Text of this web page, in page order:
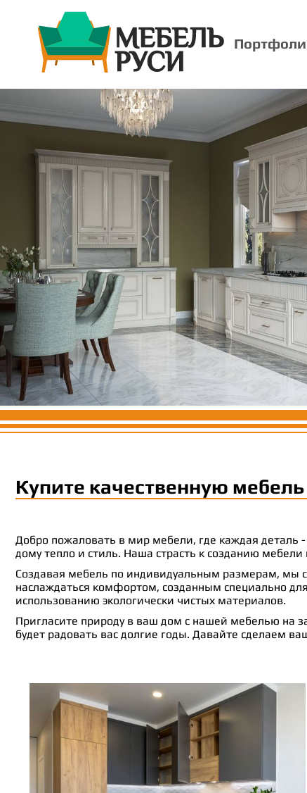
Купите качественную
Добро пожаловать в мир мебели, где каждая деталь
дому тепло и стиль. Наша страсть к созданию
Создавая мебель по индивидуальным размерам, мы
наслаждаться комфортом, созданным специально
использованию экологически чистых материалов.
Пригласите природу в ваш дом с нашей мебелью на
будет радовать вас долгие годы. Давайте сделаем